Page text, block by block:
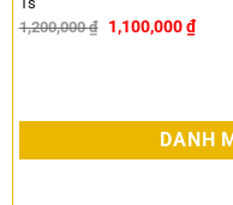
1,200,000₫ 1,100,000₫
DANH